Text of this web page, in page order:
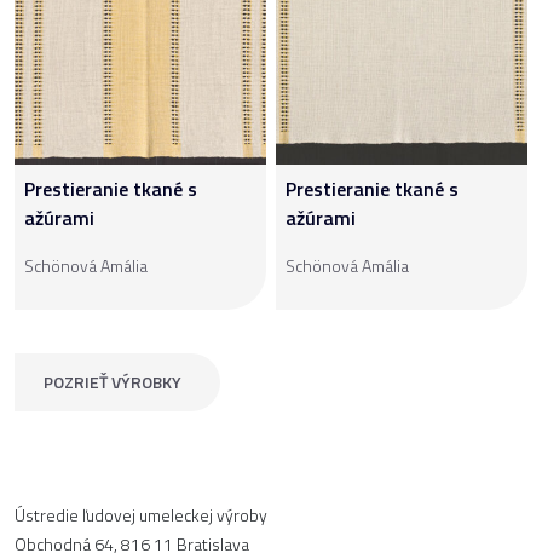
Prestieranie tkané s
ažúrami
Schönová Amália
Prestieranie tkané s
ažúrami
Schönová Amália
POZRIEŤ VÝROBKY
Ústredie ľudovej umeleckej výroby
Obchodná 64, 816 11 Bratislava